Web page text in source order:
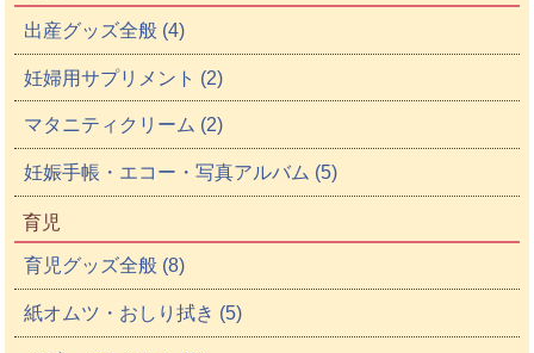
出産グッズ全般 (4)
妊婦用サプリメント (2)
マタニティクリーム (2)
妊娠手帳・エコー・写真アルバム (5)
育児
育児グッズ全般 (8)
紙オムツ・おしり拭き (5)